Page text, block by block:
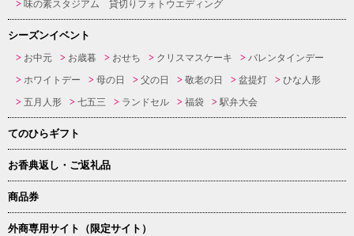
味の素スタジアム 貸切りフォトウエディング
シーズンイベント
お中元 お歳暮 おせち クリスマスケーキ
バレンタインデー
ホワイトデー
母の日 父の日 敬老の日 盆提灯
ひな人形
五月人形
七五三 ランドセル 福袋 駅弁大会
てのひらギフト
お香典返し・ご返礼品
商品券
外商専用サイト（限定サイト）